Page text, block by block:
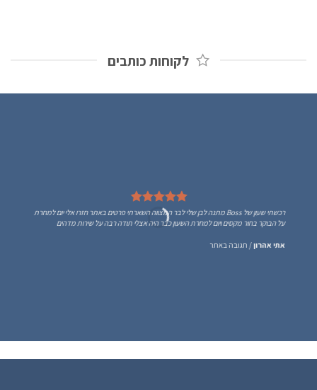
לקוחות כותבים
רכשתי שעון של Boss מתנה לבן שלי לבר המצווה השארתי פרטים באתר חזרו אלי יום למחרת
על הבוקר בחור מקסים ויום למחרת השעון כבר היה אצלי תודה רבה על שירות מדהים
אתי אהרון/ תגובה באתר